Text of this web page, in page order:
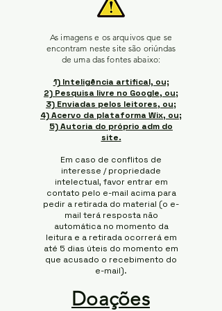
As imagens e os arquivos que se
encontram neste site são oriúndas
de uma das fontes abaixo:
1) Inteligência artifical, ou;
2) Pesquisa livre no Google, ou;
3) Enviadas pelos leitores, ou;
4) Acervo da plataforma Wix, ou;
5) Autoria do próprio adm do
site.
Em caso de conflitos de
interesse / propriedade
intelectual, favor entrar em
contato pelo e-mail acima para
pedir a retirada do material (o e-
mail terá resposta não
automática no momento da
leitura e a retirada ocorrerá em
até 5 dias úteis do momento em
que acusado o recebimento do
e-mail).
Doações